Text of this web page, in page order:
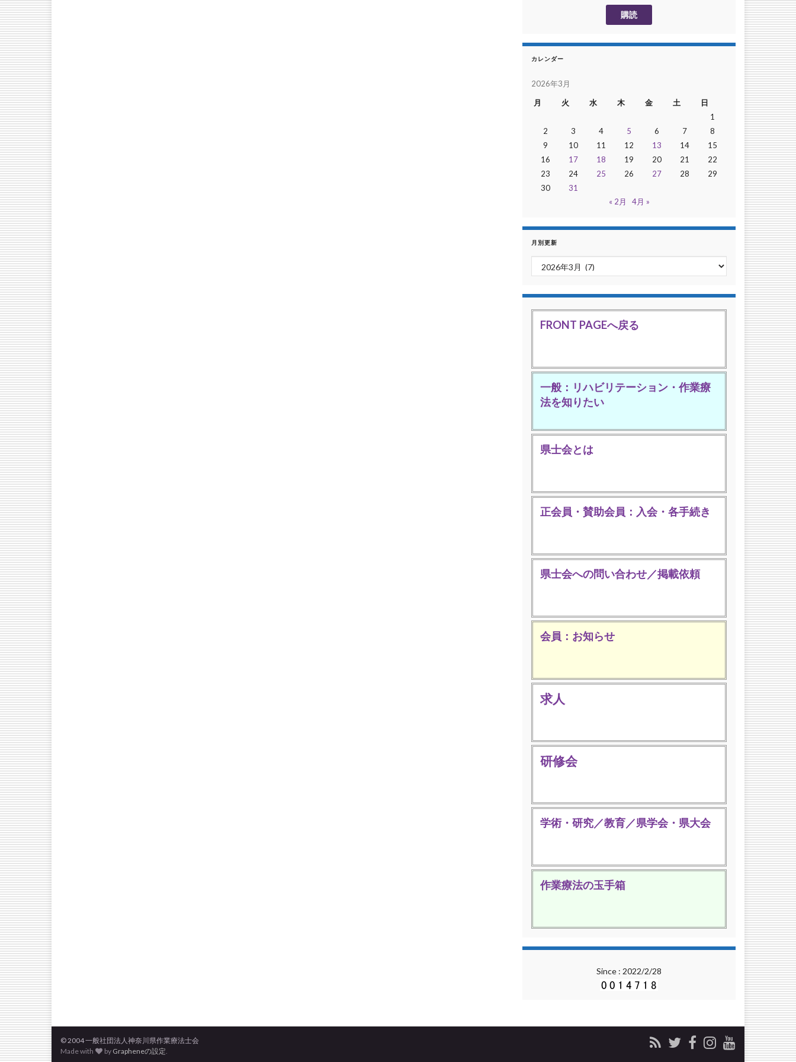
カレンダー
2026年3月
月
火 水 木 金 土
日
1
2
3 4 5 6 7
8
9
10 11 12 13 14
15
16
17 18 19 20 21
22
23
24 25 26 27 28
29
30
31
« 2月
4月 »
月別更新
FRONT PAGEへ戻る
一般：リハビリテーション・作業療
法を知りたい
県士会とは
正会員・賛助会員：入会・各手続き
県士会への問い合わせ／掲載依頼
会員：お知らせ
求人
研修会
学術・研究／教育／県学会・県大会
作業療法の玉手箱
Since : 2022/2/28
© 2004 一般社団法人神奈川県作業療法士会
Made with
by Grapheneの設定.